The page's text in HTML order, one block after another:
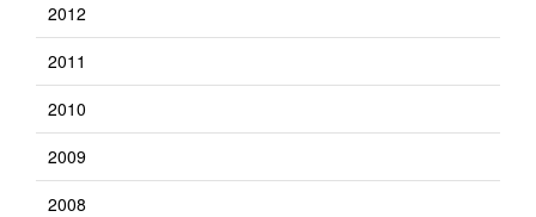
2012
2011
2010
2009
2008